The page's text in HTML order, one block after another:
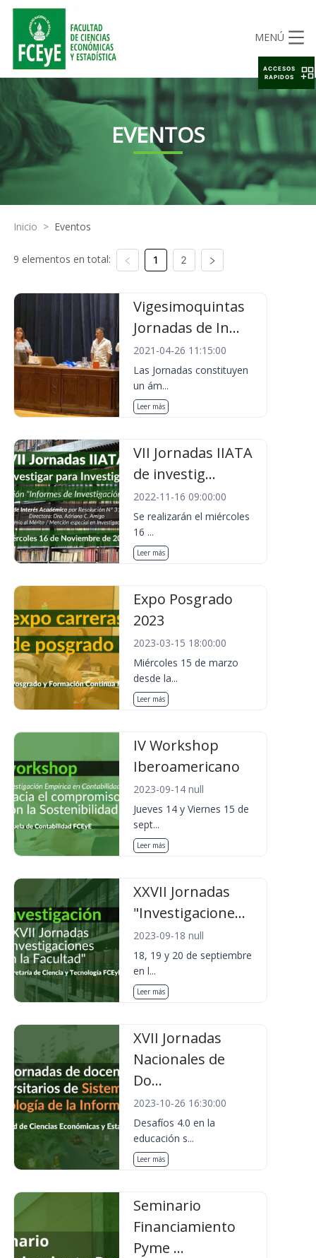
MENÚ
EVENTOS
Inicio > Eventos
9 elementos en total: 1 2
Vigesimoquintas
Jornadas de In...
2021-04-26 11:15:00
Las Jornadas constituyen
un ám...
Leer más
VII Jornadas IIATA
de investig...
2022-11-16 09:00:00
Se realizarán el miércoles
16 ...
Leer más
Expo Posgrado
2023
2023-03-15 18:00:00
Miércoles 15 de marzo
desde la...
Leer más
IV Workshop
Iberoamericano
2023-09-14 null
Jueves 14 y Viernes 15 de
sept...
Leer más
XXVII Jornadas
"Investigacione...
2023-09-18 null
18, 19 y 20 de septiembre
en l...
Leer más
XVII Jornadas
Nacionales de
Do...
2023-10-26 16:30:00
Desafíos 4.0 en la
educación s...
Leer más
Seminario
Financiamiento
Pyme ...
ACCESOS
RAPIDOS